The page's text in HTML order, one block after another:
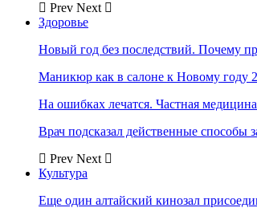
Prev Next
Здоровье
Новый год без последствий. Почему
Маникюр как в салоне к Новому году
На ошибках лечатся. Частная
Врач подсказал действенные
Prev Next
Культура
Еще один алтайский кинозал